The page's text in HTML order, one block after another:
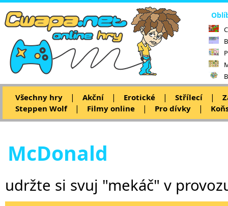
Všechny hry | Akční | Erotické | Střílecí |
Steppen Wolf
| Filmy online | Pro dívky |
McDonald
udržte si svuj "mekáč" v